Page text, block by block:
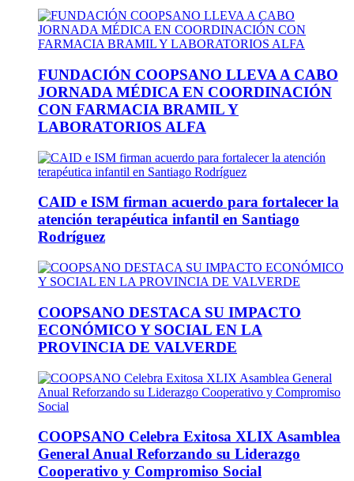
FUNDACIÓN COOPSANO LLEVA A CABO
JORNADA MÉDICA EN COORDINACIÓN
CON FARMACIA BRAMIL Y
LABORATORIOS ALFA
CAID e ISM firman acuerdo para fortalecer la
atención terapéutica infantil en Santiago
Rodríguez
COOPSANO DESTACA SU IMPACTO
ECONÓMICO Y SOCIAL EN LA
PROVINCIA DE VALVERDE
COOPSANO Celebra Exitosa XLIX Asamblea
General Anual Reforzando su Liderazgo
Cooperativo y Compromiso Social